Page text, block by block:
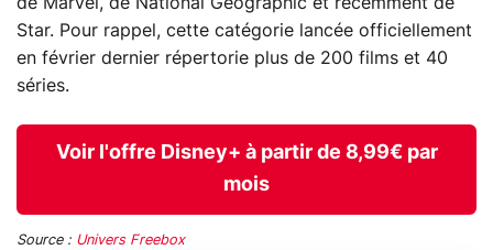
Star. Pour rappel, cette catégorie lancée officiellement
en février dernier répertorie plus de 200 films et 40
séries.
Voir l'offre Disney+ à partir de 8,99€ par
mois
Source : Univers Freebox